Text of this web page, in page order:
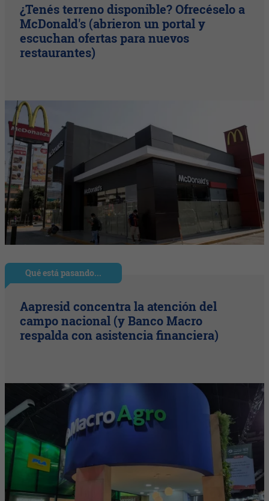
¿Tenés terreno disponible? Ofrecéselo a
McDonald's (abrieron un portal y
escuchan ofertas para nuevos
restaurantes)
Qué está pasando...
Aapresid concentra la atención del
campo nacional (y Banco Macro
respalda con asistencia financiera)